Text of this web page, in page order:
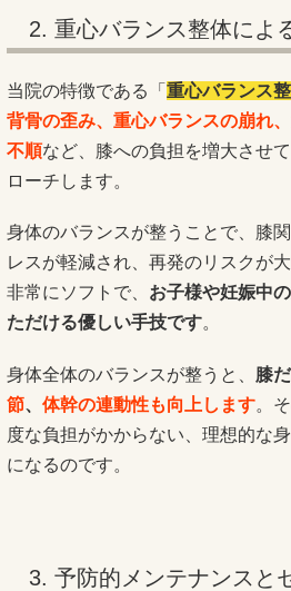
2. 重心バランス整体によ
当院の特徴である「 重心バランス
背骨の歪み、重心バランスの崩れ
不順など、膝への負担を増大させ
ローチします。
身体のバランスが整うことで、膝
レスが軽減され、再発のリスクが
非常にソフトで、 お子様や妊娠中
ただける優しい手技です。
身体全体のバランスが整うと、 膝
節、 体幹の連動性も向上します。
度な負担がかからない、理想的な
になるのです。
3. 予防的メンテナンスと